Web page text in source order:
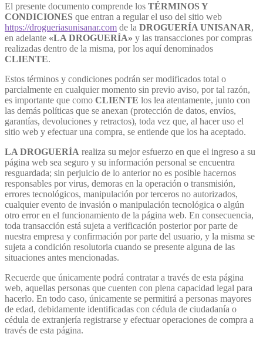
El presente documento comprende los TÉRMINOS Y
CONDICIONES que entran a regular el uso del sitio web
https://drogueriasunisanar.com de la DROGUERÍA UNISANAR,
en adelante «LA DROGUERÍA» y las transacciones por compras
realizadas dentro de la misma, por los aquí denominados
CLIENTE.
Estos términos y condiciones podrán ser modificados total o
parcialmente en cualquier momento sin previo aviso, por tal razón,
es importante que como CLIENTE los lea atentamente, junto con
las demás políticas que se anexan (protección de datos, envíos,
garantías, devoluciones y retractos), toda vez que, al hacer uso el
sitio web y efectuar una compra, se entiende que los ha aceptado.
LA DROGUERÍA realiza su mejor esfuerzo en que el ingreso a su
página web sea seguro y su información personal se encuentra
resguardada; sin perjuicio de lo anterior no es posible hacernos
responsables por virus, demoras en la operación o transmisión,
errores tecnológicos, manipulación por terceros no autorizados,
cualquier evento de invasión o manipulación tecnológica o algún
otro error en el funcionamiento de la página web. En consecuencia,
toda transacción está sujeta a verificación posterior por parte de
nuestra empresa y confirmación por parte del usuario, y la misma se
sujeta a condición resolutoria cuando se presente alguna de las
situaciones antes mencionadas.
Recuerde que únicamente podrá contratar a través de esta página
web, aquellas personas que cuenten con plena capacidad legal para
hacerlo. En todo caso, únicamente se permitirá a personas mayores
de edad, debidamente identificadas con cédula de ciudadanía o
cédula de extranjería registrarse y efectuar operaciones de compra a
través de esta página.